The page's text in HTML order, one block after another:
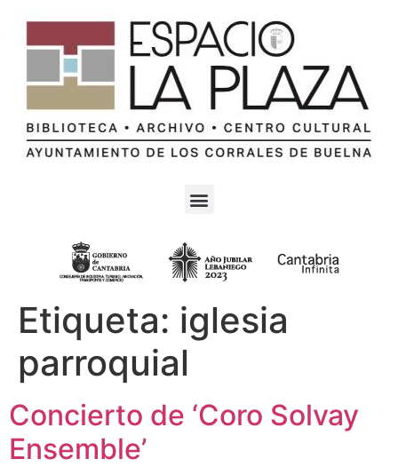
Etiqueta: iglesia
parroquial
Concierto de ‘Coro Solvay
Ensemble’